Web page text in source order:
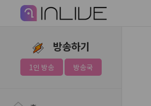
방송하기
1인 방송 방송국